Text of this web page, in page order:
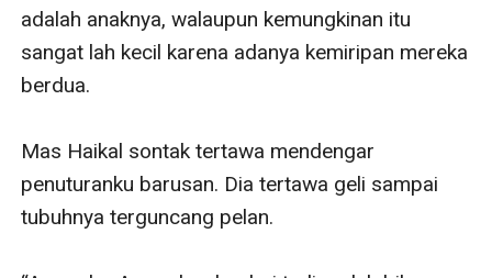
adalah anaknya, walaupun kemungkinan itu
sangat lah kecil karena adanya kemiripan mereka
berdua.
Mas Haikal sontak tertawa mendengar
penuturanku barusan. Dia tertawa geli sampai
tubuhnya terguncang pelan.